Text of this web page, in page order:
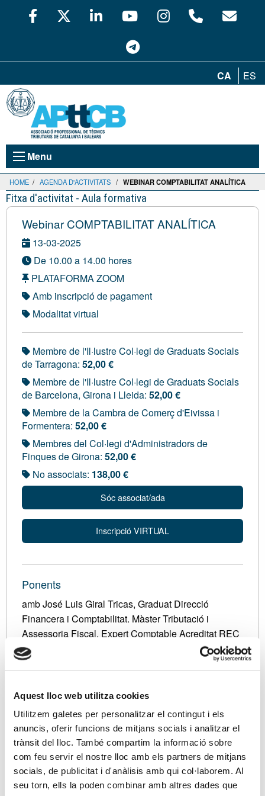
Aquest lloc web utilitza cookies
Utilitzem galetes per personalitzar el contingut i els
anuncis, oferir funcions de mitjans socials i analitzar el
trànsit del lloc. També compartim la informació sobre
com feu servir el nostre lloc amb els partners de mitjans
socials, de publicitat i d'anàlisis amb qui col·laborem. Al
seu torn, ells la poden combinar amb altres dades que
CA ES
Menu
HOME / AGENDA D'ACTIVITATS / WEBINAR COMPTABILITAT ANALÍTICA
Fitxa d'activitat - Aula formativa
Webinar COMPTABILITAT ANALÍTICA
13-03-2025
De 10.00 a 14.00 hores
PLATAFORMA ZOOM
Amb inscripció de pagament
Modalitat virtual
Membre de l'Il·lustre Col·legi de Graduats Socials
de Tarragona: 52,00 €
Membre de l'Il·lustre Col·legi de Graduats Socials
de Barcelona, Girona i Lleida: 52,00 €
Membre de la Cambra de Comerç d'Eivissa i
Formentera: 52,00 €
Membres del Col·legi d'Administradors de
Finques de Girona: 52,00 €
No associats: 138,00 €
Sóc associat/ada
Inscripció VIRTUAL
Ponents
amb José Luis Giral Tricas, Graduat Direcció
Financera i Comptabilitat. Màster Tributació i
Assessoria Fiscal. Expert Comptable Acreditat REC
i AECA. Tècnic Tributari. Responsable Servei
Consultoria Comptable APttCB.
Descripció
0. Introducció:
0.1. Diferents tipus de Comptabilitat.
0.2. De la Comptabilitat General a la resta de Comptabilitats.
0.3. Utilitat de les diferents Comptabilitats.
0.4. Aplicació de l'Analítica en la gestió Fiscal.
0.5. Models Excel de Control Analític i Pressupostari.